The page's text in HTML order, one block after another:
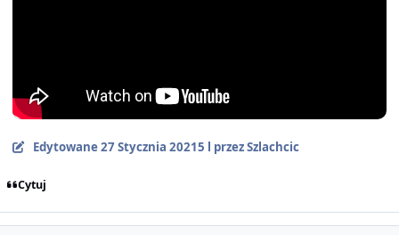
Edytowane27 Stycznia 20215 l przez Szlachcic
Cytuj